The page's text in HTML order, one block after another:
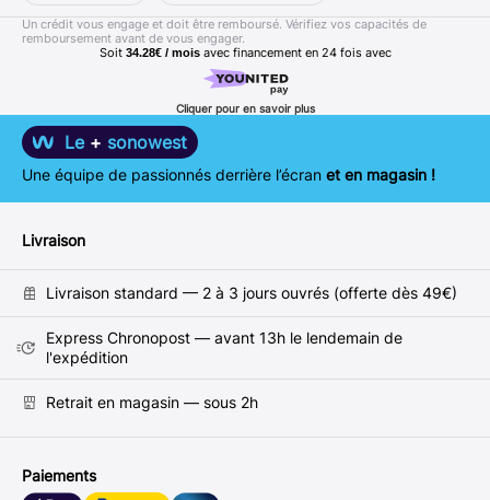
Soit 34.28€ / mois avec financement en 24 fois avec
Cliquer pour en savoir plus
Un crédit vous engage et doit être remboursé. Vérifiez vos capacités de
remboursement avant de vous engager.
Le + sonowest
Une équipe de passionnés derrière l’écran et en magasin !
Livraison
Livraison standard — 2 à 3 jours ouvrés (offerte dès 49€)
Express Chronopost — avant 13h le lendemain de
l'expédition
Retrait en magasin — sous 2h
Paiements